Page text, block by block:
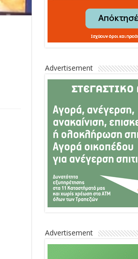
Advertisement
Advertisement